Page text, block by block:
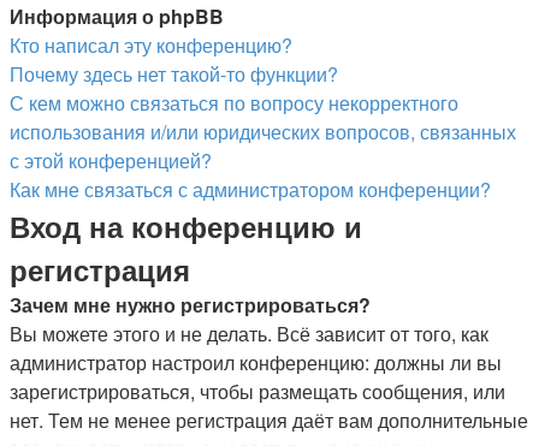
Информация о phpBB
Кто написал эту конференцию?
Почему здесь нет такой-то функции?
С кем можно связаться по вопросу некорректного
использования и/или юридических вопросов, связанных
с этой конференцией?
Как мне связаться с администратором конференции?
Вход на конференцию и
регистрация
Зачем мне нужно регистрироваться?
Вы можете этого и не делать. Всё зависит от того, как
администратор настроил конференцию: должны ли вы
зарегистрироваться, чтобы размещать сообщения, или
нет. Тем не менее регистрация даёт вам дополнительные